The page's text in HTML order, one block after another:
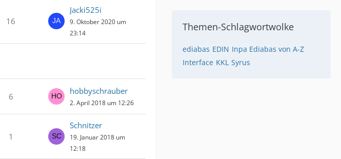
16
Jacki525i
9. Oktober 2020 um
23:14
6
hobbyschrauber
2. April 2018 um 12:26
1
Schnitzer
19. Januar 2018 um
12:18
Themen-Schlagwortwolke
ediabas EDIN Inpa Ediabas von A-Z
Interface KKL Syrus